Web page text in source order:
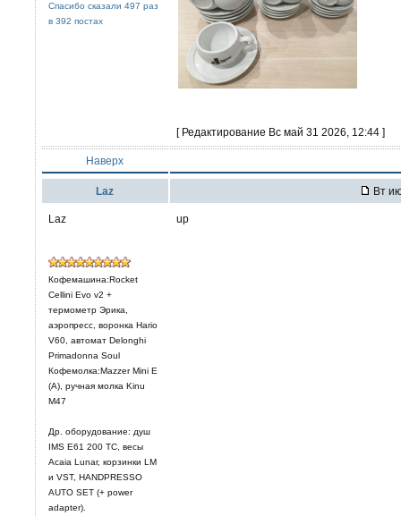
Спасибо сказали 497 раз
в 392 постах
[ Редактирование Вс май 31 2026, 12:44 ]
Наверх
Laz Вт
Laz
Кофемашина:Rocket
Cellini Evo v2 +
термометр Эрика,
аэропресс, воронка Hario
V60, автомат Delonghi
Primadonna Soul
Кофемолка:Mazzer Mini E
(A), ручная молка Kinu
M47
Др. оборудование: душ
IMS E61 200 TC, весы
Acaia Lunar, корзинки LM
и VST, HANDPRESSO
AUTO SET (+ power
adapter).
up